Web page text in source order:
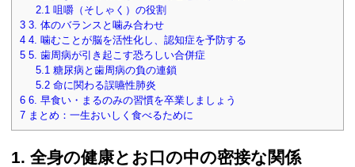
2.1 咀嚼（そしゃく）の役割
3 3. 体のバランスと噛み合わせ
4 4. 噛むことが脳を活性化し、認知症を予防する
5 5. 歯周病が引き起こす恐ろしい合併症
5.1 糖尿病と歯周病の負の連鎖
5.2命に関わる誤嚥性肺炎
6 6. 早食い・まるのみの習慣を卒業しましょう
7 まとめ：一生おいしく食べるために
1. 全身の健康とお口の中の密接な関係